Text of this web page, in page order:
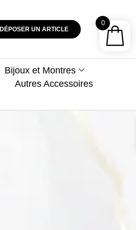
DÉPOSER UN ARTICLE
Bijoux et Montres
Autres Accessoires
0